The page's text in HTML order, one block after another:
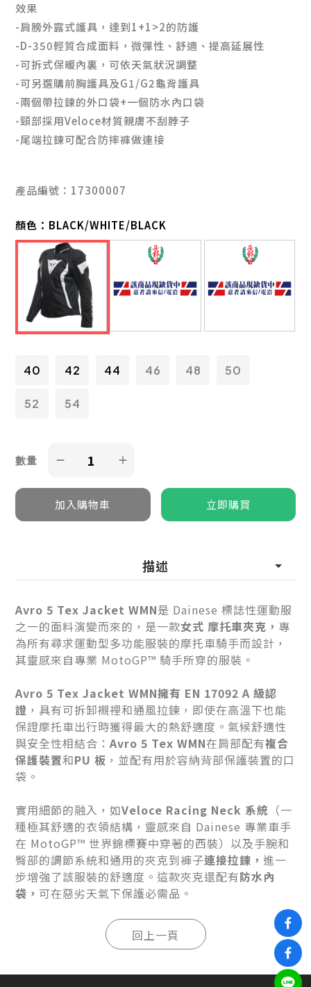
效果
-肩膀外露式護具，達到1+1>2的防護
-D-350輕質合成面料，微彈性、舒適、提高延展性
-可拆式保暖內裏，可依天氣狀況調整
-可另選購前胸護具及G1/G2龜背護具
-兩個帶拉鍊的外口袋+一個防水內口袋
-頸部採用Veloce材質親膚不刮脖子
-尾端拉鍊可配合防摔褲做連接
產品編號：17300007
顏色： BLACK/WHITE/BLACK
40 42 44 46 48 50
52 54
數量
描述
Avro 5 Tex Jacket WMN是 Dainese 標誌性運動服
之一的面料演變而來的，是一款女式 摩托車夾克， 專
為所有尋求運動型多功能服裝的摩托車騎手而設計，
其靈感來自專業 MotoGP™ 騎手所穿的服裝。
Avro 5 Tex Jacket WMN擁有 EN 17092 A 級認
證 ，具有可拆卸襯裡和通風拉鍊，即使在高溫下也能
保證摩托車出行時獲得最大的熱舒適度。氣候舒適性
與安全性相結合：Avro 5 Tex WMN在肩部配有複合
保護裝置和PU 板 ，並配有用於容納背部保護裝置的口
袋。
實用細節的融入，如Veloce Racing Neck 系統 （一
種極其舒適的衣領結構，靈感來自 Dainese 專業車手
在 MotoGP™ 世界錦標賽中穿著的西裝）以及手腕和
臀部的調節系統和通用的夾克到褲子連接拉鍊， 進一
步增強了該服裝的舒適度。這款夾克還配有防水內
袋， 可在惡劣天氣下保護必需品。